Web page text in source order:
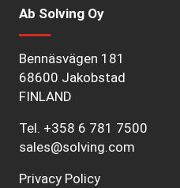
Ab Solving Oy
Bennäsvägen 181
68600 Jakobstad
FINLAND
Tel. +358 6 781 7500
sales@solving.com
Privacy Policy